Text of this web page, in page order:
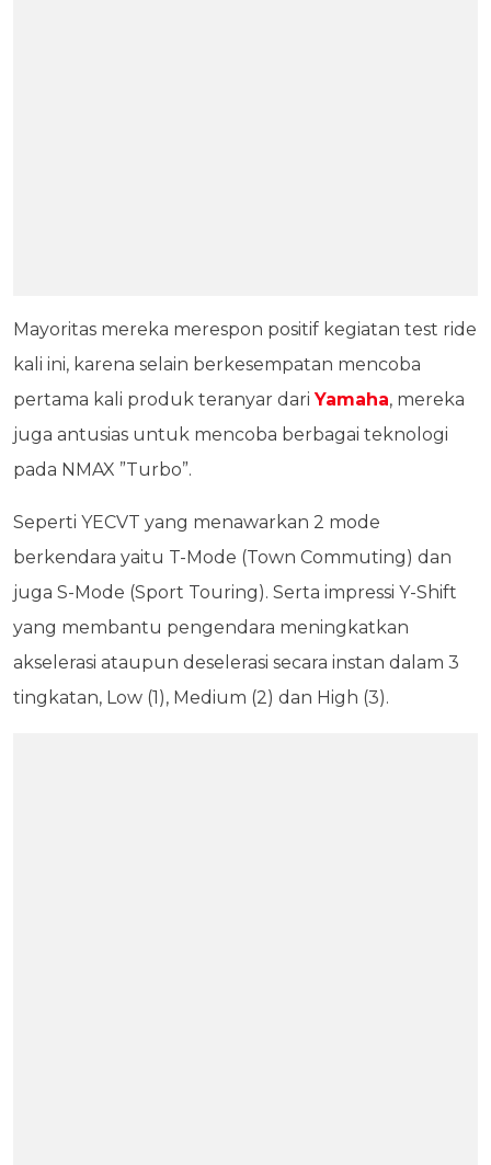
Mayoritas mereka merespon positif kegiatan test ride
kali ini, karena selain berkesempatan mencoba
pertama kali produk teranyar dariYamaha, mereka
juga antusias untuk mencoba berbagai teknologi
pada NMAX ”Turbo”.
Seperti YECVT yang menawarkan 2 mode
berkendara yaitu T-Mode (Town Commuting) dan
juga S-Mode (Sport Touring). Serta impressi Y-Shift
yang membantu pengendara meningkatkan
akselerasi ataupun deselerasi secara instan dalam 3
tingkatan, Low (1), Medium (2) dan High (3).